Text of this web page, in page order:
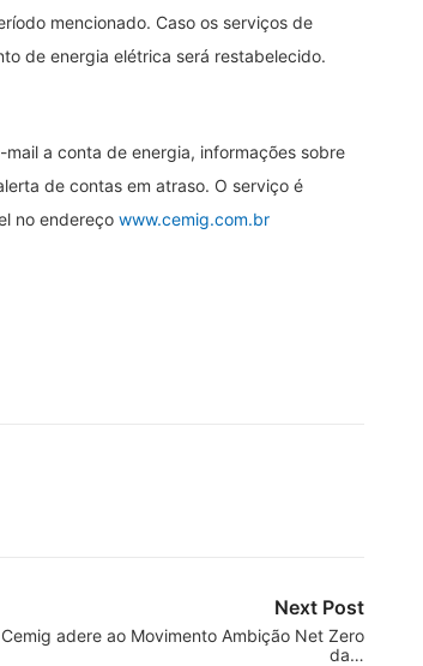
mencionado. Caso os serviços de
de energia elétrica será restabelecido.
a conta de energia, informações sobre
de contas em atraso. O serviço é
no endereço www.cemig.com.br
Next Post
Cemig adere ao Movimento Ambição Net Zero
da…